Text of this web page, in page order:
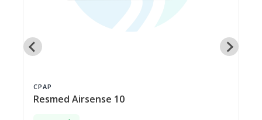
CPAP
Resmed Airsense 10